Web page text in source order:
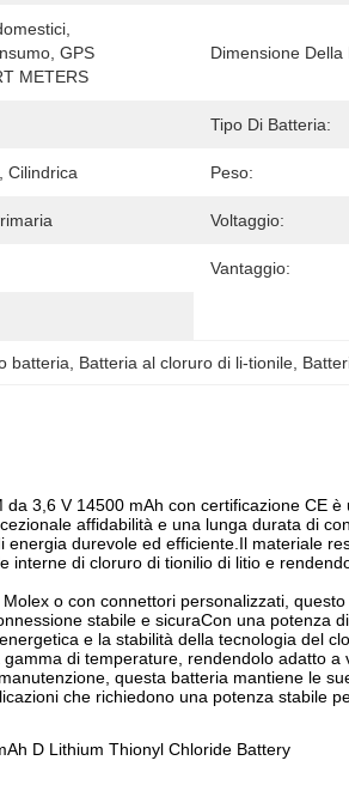
GPS
METERS
Dimensione Della
Tipo Di Batteria:
Cilindrica Peso:
Voltaggio:
Vantaggio:
batteria Batteria al cloruro di li-tionile
3,6 V 14500 mAh con certificazione CE
affidabilità e una lunga durata di
durevole ed efficiente.Il materiale
interne di cloruro di tionilio di litio e
o con connettori personalizzati,
stabile e sicuraCon una potenza
e la stabilità della tecnologia del
di temperature, rendendolo adatto a
questa batteria mantiene le
che richiedono una potenza stabile
D Lithium Thionyl Chloride Battery